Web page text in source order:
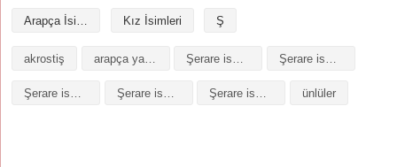
Arapça İsimler Kız İsimleri Ş
akrostiş arapça yazılışı
Şerare isminin baş harfleriyle şiir Şerare isminin kökeni Şerare isminin numerolojisi ünlüler